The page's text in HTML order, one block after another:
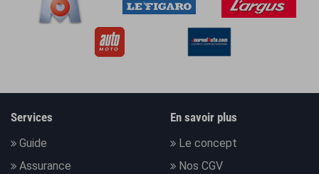
Services
Guide
Assurance
En savoir plus
Le concept
Nos CGV